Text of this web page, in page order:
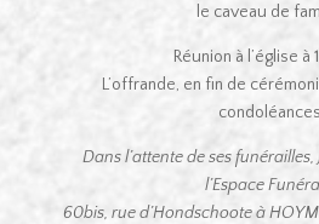
le caveau de
Réunion à l’église à
L’offrande, en fin de
Dans l’attente de ses
l’Espace
60bis, rue d’Hondschoote à